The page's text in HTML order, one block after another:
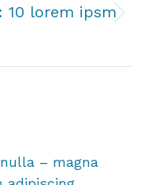
10 lorem ipsm
– magna